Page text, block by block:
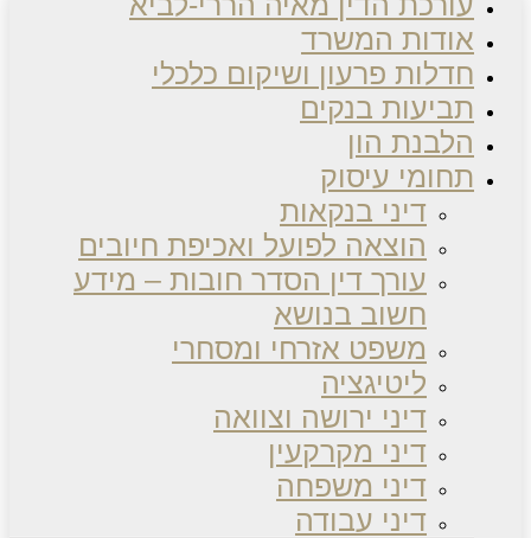
אודות המשרד
חדלות פרעון ושיקום כלכלי
תביעות בנקים
הלבנת הון
תחומי עיסוק
דיני בנקאות
הוצאה לפועל ואכיפת חיובים
עורך דין הסדר חובות – מידע
חשוב בנושא
משפט אזרחי ומסחרי
ליטיגציה
דיני ירושה וצוואה
דיני מקרקעין
דיני משפחה
דיני עבודה